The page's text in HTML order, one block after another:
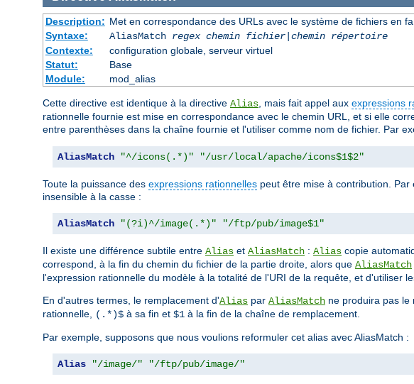
Description: Met en correspondance des URLs avec le système de fichiers en
Syntaxe:
AliasMatch regex chemin fichier| chemin répertoire
Contexte:
configuration globale, serveur virtuel
Statut:
Base
Module:
mod_alias
Cette directive est identique à la directive Alias , mais fait appel aux expressions
rationnelle fournie est mise en correspondance avec le chemin URL, et si elle
entre parenthèses dans la chaîne fournie et l'utiliser comme nom de fichier. Par
AliasMatch "^/icons(.*)" "/usr/local/apache/icons$1$2"
Toute la puissance des expressions rationnelles peut être mise à contribution.
insensible à la casse :
AliasMatch "(?i)^/image(.*)" "/ftp/pub/image$1"
Il existe une différence subtile entre Alias et AliasMatch : Alias copie
correspond, à la fin du chemin du fichier de la partie droite, alors que AliasMatch
l'expression rationnelle du modèle à la totalité de l'URI de la requête, et d'utiliser
En d'autres termes, le remplacement d'Alias par AliasMatch ne produira pas le
rationnelle,
(.*)$ à sa fin et $1 à la fin de la chaîne de remplacement.
Par exemple, supposons que nous voulions reformuler cet alias avec AliasMatch :
Alias "/image/" "/ftp/pub/image/"